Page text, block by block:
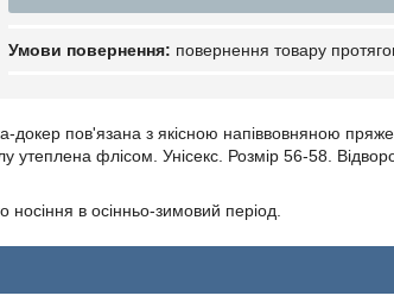
повернення товару
докер пов'язана з якісною напіввовняною
утеплена флісом. Унісекс. Розмір 56-58.
в осінньо-зимовий період.